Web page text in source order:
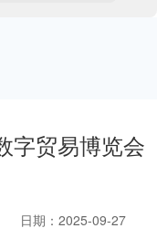
字贸易博览会
日期：2025-09-27